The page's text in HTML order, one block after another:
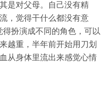
是对父母。自己没有精
，觉得干什么都没有意
扮演成不同的角色，可以
越重，半年前开始用刀划
从身体里流出来感觉心情